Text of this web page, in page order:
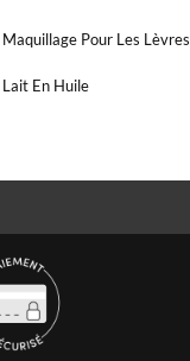
Maquillage Pour Les Lèvres
Lait En Huile